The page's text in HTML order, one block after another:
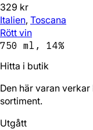
329 kr
Italien, Toscana
Rött vin
750 ml, 14%
Hitta i butik
Den här varan
sortiment.
Utgått